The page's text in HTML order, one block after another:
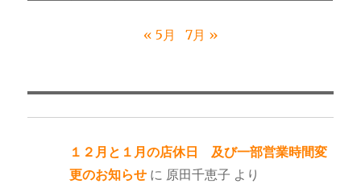
« 5月 7月 »
１２月と１月の店休日 及び一部営業時間変
更のお知らせ に 原田千恵子 より